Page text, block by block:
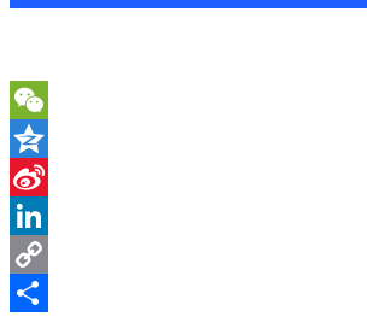
WeChat
Qzone
Sina
Weibo
LinkedIn
Copy